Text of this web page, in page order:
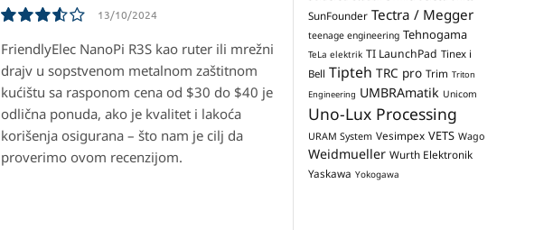
7.1
13/10/2024
FriendlyElec NanoPi R3S kao ruter ili mrežni
drajv u sopstvenom metalnom zaštitnom
kućištu sa rasponom cena od $30 do $40 je
odlična ponuda, ako je kvalitet i lakoća
korišenja osigurana – što nam je cilj da
proverimo ovom recenzijom.
SunFounder Tectra / Megger
teenage engineering Tehnogama
TeLa elektrik TI LaunchPad Tinex i
Bell Tipteh TRC pro Trim Triton
Engineering UMBRAmatik Unicom
Uno-Lux Processing
URAM System Vesimpex VETS Wago
Weidmueller Wurth Elektronik
Yaskawa Yokogawa